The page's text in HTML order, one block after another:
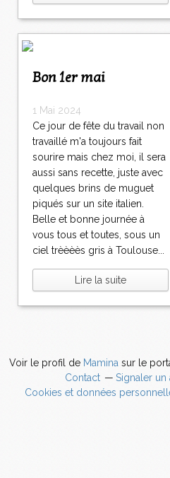
Bon 1er mai
1 Mai 2024
Ce jour de fête du travail non
travaillé m'a toujours fait
sourire mais chez moi, il sera
aussi sans recette, juste avec
quelques brins de muguet
piqués sur un site italien.
Belle et bonne journée à
vous tous et toutes, sous un
ciel trèèèès gris à Toulouse...
Lire la suite
Voir le profil de Mamina sur le
Contact
Signaler un
Cookies et données